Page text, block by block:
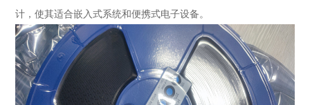
计，使其适合嵌入式系统和便携式电子设备。